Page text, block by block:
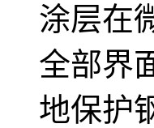
涂层在
全部界
地保护